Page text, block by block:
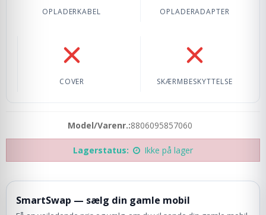
OPLADERKABEL OPLADERADAPTER
COVER SKÆRMBESKYTTELSE
Model/Varenr.:8806095857060
Lagerstatus: Ikke på lager
SmartSwap — sælg din gamle mobil